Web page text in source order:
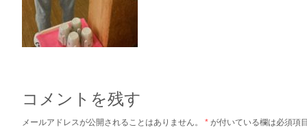
コメントを残す
メールアドレスが公開されることはありません。 * が付いている欄は必須項